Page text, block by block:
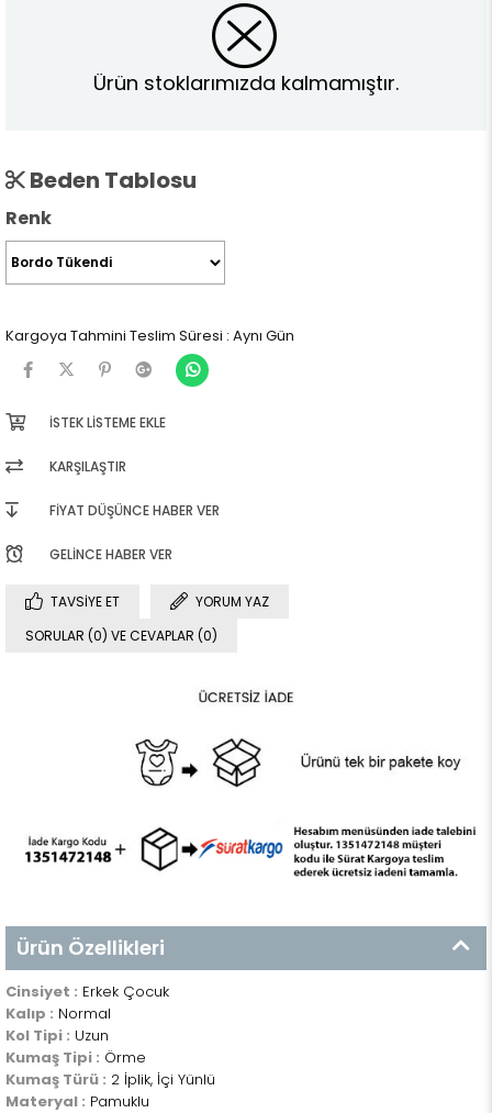
Ürün stoklarımızda kalmamıştır.
Beden Tablosu
Renk
Kargoya Tahmini Teslim Süresi : Aynı Gün
İSTEK LISTEME EKLE
KARŞILAŞTIR
FIYAT DÜŞÜNCE HABER VER
GELINCE HABER VER
TAVSIYE ET
YORUM YAZ
SORULAR (0) VE CEVAPLAR (0)
Ürün Özellikleri
Cinsiyet : Erkek Çocuk
Kalıp : Normal
Kol Tipi : Uzun
Kumaş Tipi : Örme
Kumaş Türü : 2 İplik, İçi Yünlü
Materyal : Pamuklu